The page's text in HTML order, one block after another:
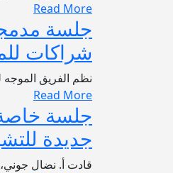
Read More
جلسة مدمجة
شراكات
نظم الفريق الموجه
Read More
جلسة خاصة
جديدة
قادت أ. نضال